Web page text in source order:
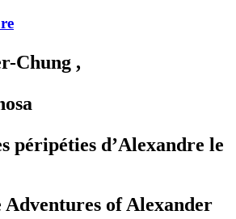
Chung ,
péripéties d’Alexandre le
of Alexander